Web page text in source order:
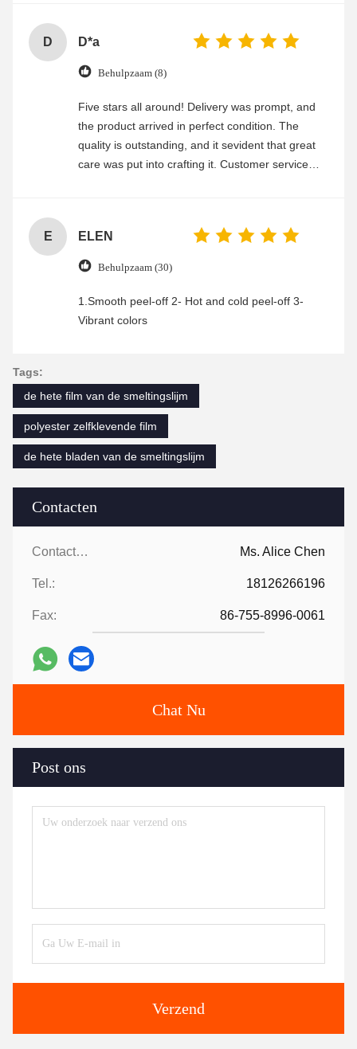
Contacten
Contacten: Ms. Alice Chen
Tel.: 18126266196
Fax: 86-755-8996-0061
Chat Nu
Post ons
Verzend
D D*a
Behulpzaam (8)
Five stars all around! Delivery was prompt, and
the product arrived in perfect condition. The
quality is outstanding, and it sevident that great
care was put into crafting it. Customer service
E ELEN
Behulpzaam (30)
1.Smooth peel-off 2- Hot and cold peel-off 3-
Vibrant colors
Tags:
de hete film van de smeltingslijm
polyester zelfklevende film
de hete bladen van de smeltingslijm